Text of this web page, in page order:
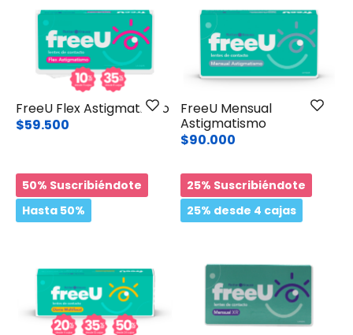
FreeU Flex Astigmatismo
$59.500
FreeU Mensual
Astigmatismo
$90.000
50% Suscribiéndote
Hasta 50%
25% Suscribiéndote
25% desde 4 cajas